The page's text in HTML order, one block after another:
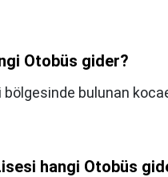
Otobüs gider?
bölgesinde bulunan
hangi Otobüs